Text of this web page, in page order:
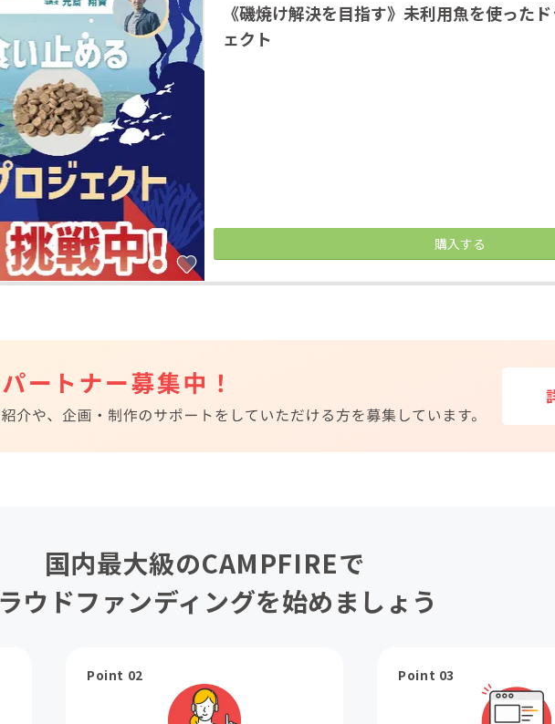
《磯焼け解決を目指す》未利用魚を使った
ェクト
購入する
国内最大級のCAMPFIREで
ウドファンディングを始めましょう
Point 02 Point 03